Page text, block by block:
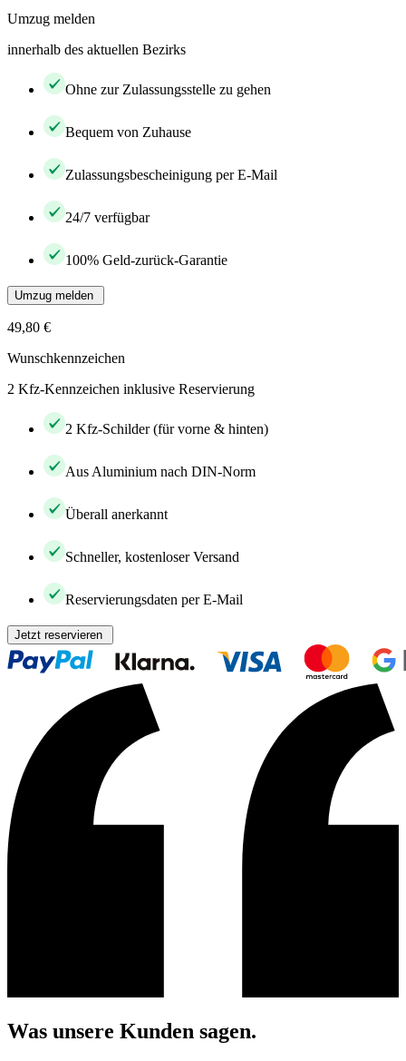
Umzug melden
innerhalb des aktuellen Bezirks
Ohne zur Zulassungsstelle zu gehen
Bequem von Zuhause
Zulassungsbescheinigung per E-Mail
24/7 verfügbar
100% Geld-zurück-Garantie
Umzug melden
49,80 €
Wunschkennzeichen
2 Kfz-Kennzeichen inklusive Reservierung
2 Kfz-Schilder (für vorne & hinten)
Aus Aluminium nach DIN-Norm
Überall anerkannt
Schneller, kostenloser Versand
Reservierungsdaten per E-Mail
Jetzt reservieren
Was unsere Kunden sagen.